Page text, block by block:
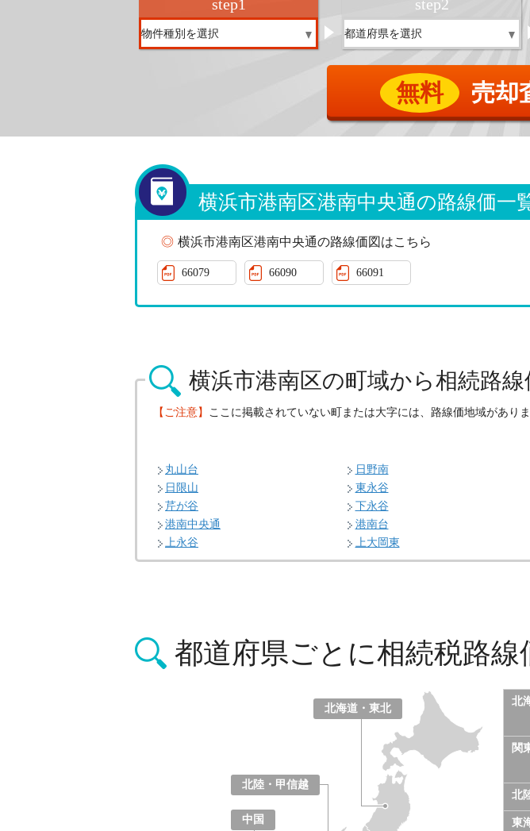
step1 step2
無料 売却
横浜市港南区港南中央通の路線価一
横浜市港南区港南中央通の路線価図はこちら
66079 66090 66091
横浜市港南区の町域から相続路
【ご注意】 ここに掲載されていない町または大字には、路線価地域があり
丸山台 日野南
日限山
東永谷
芹が谷
下永谷
港南中央通
港南台
上永谷
上大岡東
都道府県ごとに相続税路線
北海道・東北
北陸・甲信越
中国
北
関
北
東